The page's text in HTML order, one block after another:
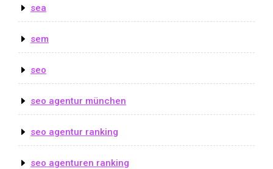
sea
sem
seo
seo agentur münchen
seo agentur ranking
seo agenturen ranking